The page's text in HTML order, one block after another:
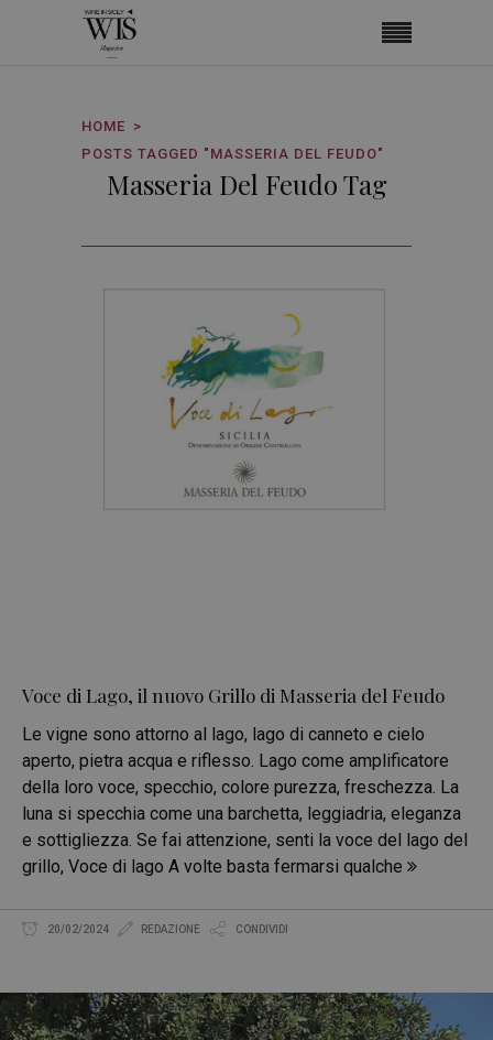
HOME
POSTS TAGGED "MASSERIA DEL FEUDO"
Masseria Del Feudo Tag
Voce di Lago, il nuovo Grillo di Masseria del Feudo
Le vigne sono attorno al lago, lago di canneto e cielo
aperto, pietra acqua e riflesso. Lago come amplificatore
della loro voce, specchio, colore purezza, freschezza. La
luna si specchia come una barchetta, leggiadria, eleganza
e sottigliezza. Se fai attenzione, senti la voce del lago del
grillo, Voce di lago A volte basta fermarsi qualche
20/02/2024 REDAZIONE CONDIVIDI